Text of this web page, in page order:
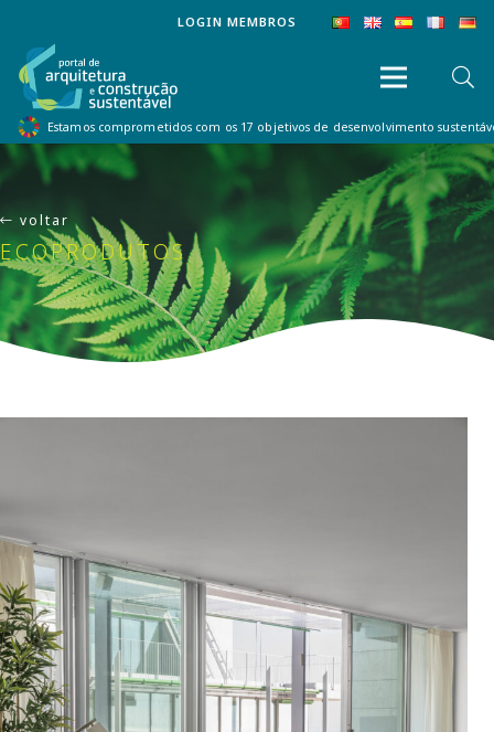
LOGIN MEMBROS
Estamos comprometidos com os 17 objetivos de desenvolvimento
voltar
ECOPRODUTOS